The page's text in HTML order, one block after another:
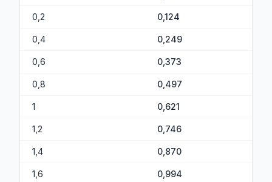
0,2 0,124
0,4 0,249
0,6 0,373
0,8 0,497
1 0,621
1,2 0,746
1,4 0,870
1,6 0,994